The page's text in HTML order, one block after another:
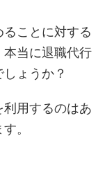
ことに対する
当に退職代行
ょうか？
用するのはあ
。